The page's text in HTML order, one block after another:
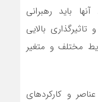
باید رهبرانی
بالایی
مختلف و متغیر
و کارکردهای